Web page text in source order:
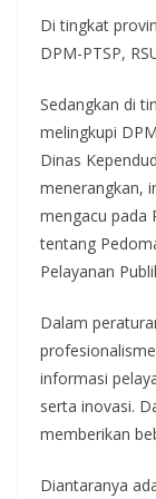
Di tingkat
DPM-PTSP,
Sedangkan di
melingkupi
Dinas
menerangkan,
mengacu pada
tentang
Pelayanan
Dalam
informasi
serta inovasi.
memberikan
Diantaranya